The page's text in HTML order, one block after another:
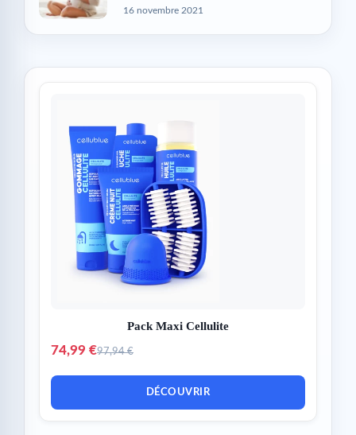
16 novembre 2021
Pack Maxi Cellulite
74,99 €97,94 €
DÉCOUVRIR